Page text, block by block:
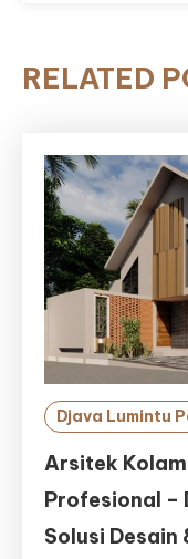
RELATED
Djava Lumintu
Arsitek
Profesional –
Solusi Desain